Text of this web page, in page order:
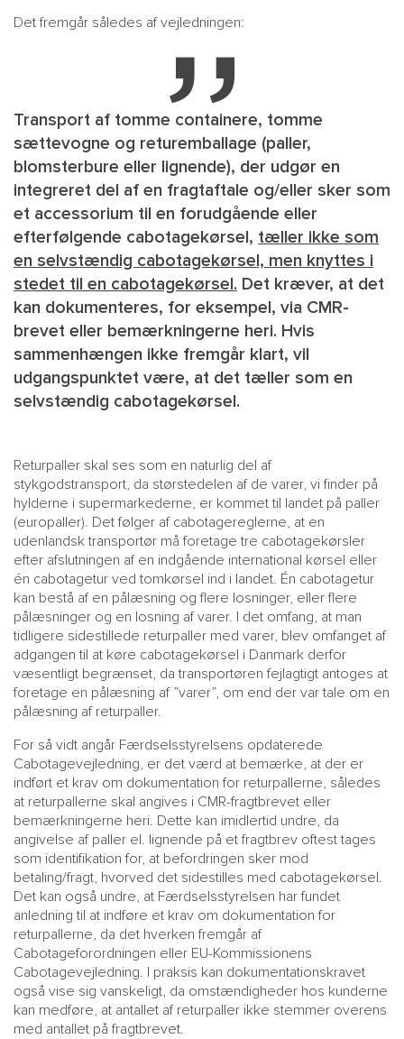
Det fremgår således af vejledningen:
Transport af tomme containere, tomme
sættevogne og returemballage (paller,
blomsterbure eller lignende), der udgør en
integreret del af en fragtaftale og/eller sker som
et accessorium til en forudgående eller
efterfølgende cabotagekørsel, tæller ikke som
en selvstændig cabotagekørsel, men knyttes i
stedet til en cabotagekørsel. Det kræver, at det
kan dokumenteres, for eksempel, via CMR-
brevet eller bemærkningerne heri. Hvis
sammenhængen ikke fremgår klart, vil
udgangspunktet være, at det tæller som en
selvstændig cabotagekørsel.
Returpaller skal ses som en naturlig del af
stykgodstransport, da størstedelen af de varer, vi finder på
hylderne i supermarkederne, er kommet til landet på paller
(europaller). Det følger af cabotagereglerne, at en
udenlandsk transportør må foretage tre cabotagekørsler
efter afslutningen af en indgående international kørsel eller
én cabotagetur ved tomkørsel ind i landet. Én cabotagetur
kan bestå af en pålæsning og flere losninger, eller flere
pålæsninger og en losning af varer. I det omfang, at man
tidligere sidestillede returpaller med varer, blev omfanget af
adgangen til at køre cabotagekørsel i Danmark derfor
væsentligt begrænset, da transportøren fejlagtigt antoges at
foretage en pålæsning af ”varer”, om end der var tale om en
pålæsning af returpaller.
For så vidt angår Færdselsstyrelsens opdaterede
Cabotagevejledning, er det værd at bemærke, at der er
indført et krav om dokumentation for returpallerne, således
at returpallerne skal angives i CMR-fragtbrevet eller
bemærkningerne heri. Dette kan imidlertid undre, da
angivelse af paller el. lignende på et fragtbrev oftest tages
som identifikation for, at befordringen sker mod
betaling/fragt, hvorved det sidestilles med cabotagekørsel.
Det kan også undre, at Færdselsstyrelsen har fundet
anledning til at indføre et krav om dokumentation for
returpallerne, da det hverken fremgår af
Cabotageforordningen eller EU-Kommissionens
Cabotagevejledning. I praksis kan dokumentationskravet
også vise sig vanskeligt, da omstændigheder hos kunderne
kan medføre, at antallet af returpaller ikke stemmer overens
med antallet på fragtbrevet.